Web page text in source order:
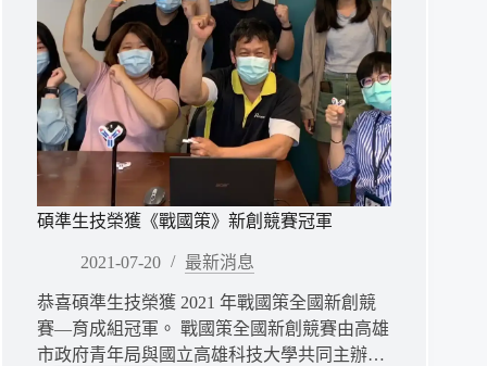
與
其
「三
大
法
寶」
創
造
破
億
技
收
益
碩準生技榮獲《戰國策》新創競賽冠軍
2021-07-20 最新消息
恭喜碩準生技榮獲 2021 年戰國策全國新創競
賽—育成組冠軍。 戰國策全國新創競賽由高雄
市政府青年局與國立高雄科技大學共同主辦…